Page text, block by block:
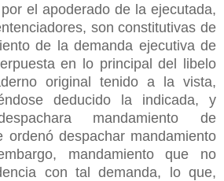
el apoderado de la ejecutada,
son constitutivas de
de la demanda ejecutiva de
en lo principal del libelo
original tenido a la vista,
deducido la indicada, y
mandamiento de
ordenó despachar mandamiento
mandamiento que no
con tal demanda, lo que,